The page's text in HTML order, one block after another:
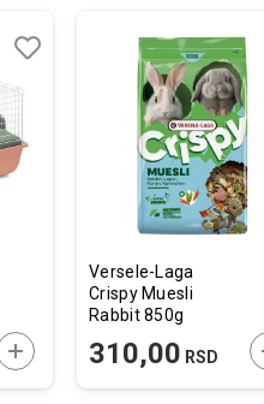
DODAJTE U KORPU
u
želja
Versele-Laga
Crispy Muesli
Rabbit 850g
310,00 RSD